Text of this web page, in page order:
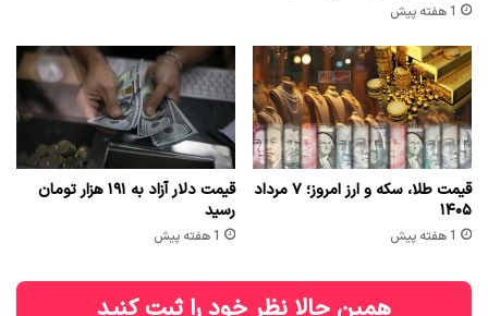
1 هفته پیش
قیمت طلا، سکه و ارز امروز؛ ۷ مرداد
۱۴۰۵
1 هفته پیش
قیمت دلار آزاد به ۱۹۱ هزار تومان
رسید
1 هفته پیش